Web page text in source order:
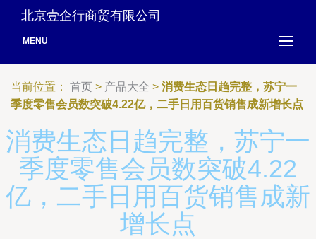
北京壹企行商贸有限公司
MENU
当前位置： 首页 > 产品大全 > 消费生态日趋完整，苏宁一
季度零售会员数突破4.22亿，二手日用百货销售成新增长点
消费生态日趋完整，苏宁一
季度零售会员数突破4.22
亿，二手日用百货销售成新
增长点